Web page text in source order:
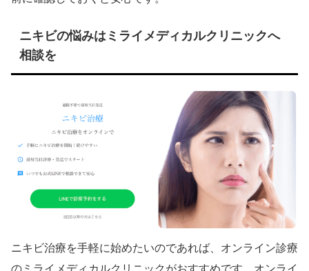
ニキビの悩みはミライメディカルクリニックへ
相談を
ニキビ治療を手軽に始めたいのであれば、オンライン診療
のミライメディカルクリニックがおすすめです。オンライ